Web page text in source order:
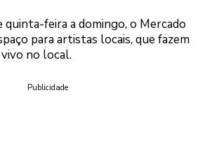
quinta-feira a domingo, o Mercado
para artistas locais, que fazem
no local.
Publicidade